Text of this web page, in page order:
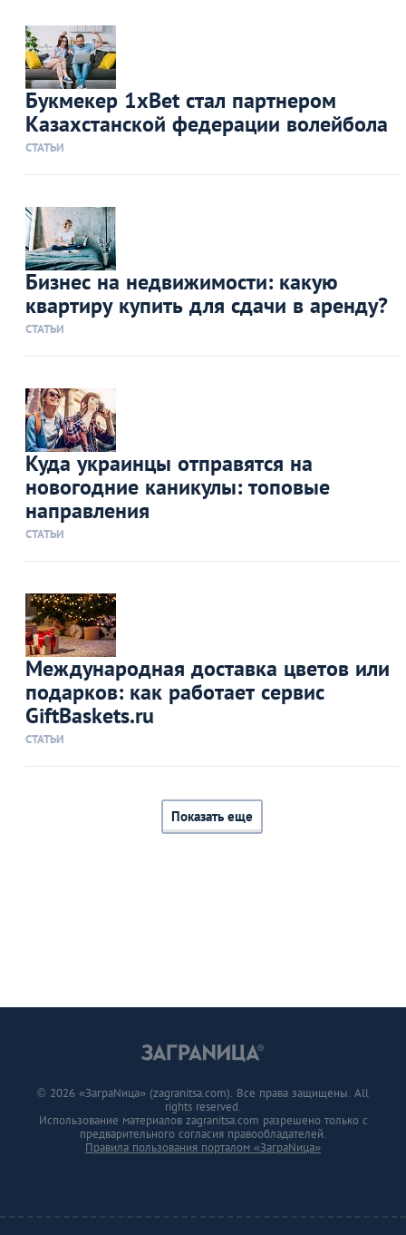
Букмекер 1xBet стал партнером
Казахстанской федерации волейбола
СТАТЬИ
Бизнес на недвижимости: какую
квартиру купить для сдачи в аренду?
СТАТЬИ
Куда украинцы отправятся на
новогодние каникулы: топовые
направления
СТАТЬИ
Международная доставка цветов или
подарков: как работает сервис
GiftBaskets.ru
СТАТЬИ
Показать еще
© 2026 «ЗаграNица» (zagranitsa.com). Все права защищены. All
rights reserved.
Использование материалов zagranitsa.com разрешено только с
предварительного согласия правообладателей.
Правила пользования порталом «ЗаграNица»